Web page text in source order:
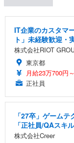
IT企業のカスタマ
ト」未経験歓迎・
株式会社RIOT
東京都
月給23万700円
正社員
「27卒」ゲーム
「正社員/QAスキ
株式会社Creer